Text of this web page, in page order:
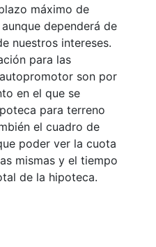
máximo de
dependerá de
nuestros intereses.
para las
son por
en el que se
para terreno
el cuadro de
poder ver la cuota
mismas y el tiempo
de la hipoteca.